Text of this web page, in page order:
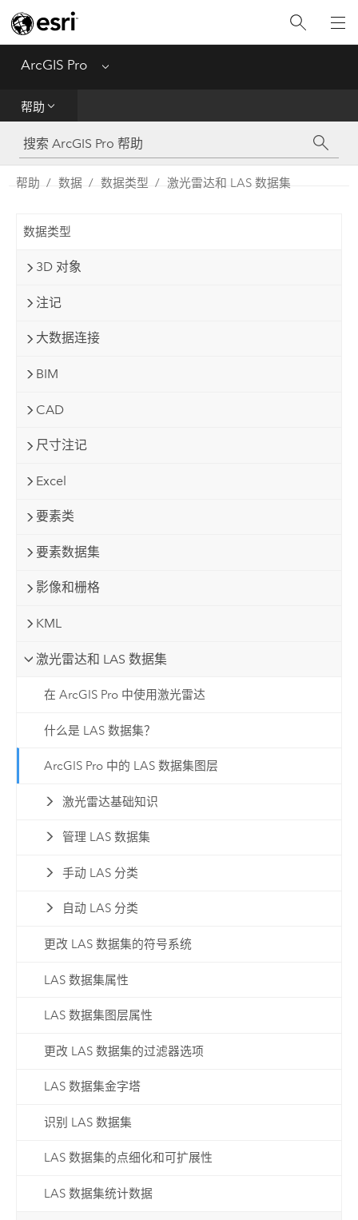
ArcGIS Pro Menu
帮助
工具参考
Python
帮助 数据 数据类型 激光雷达和 LAS 数据集
数据类型
3D 对象
注记
大数据连接
BIM
CAD
尺寸注记
Excel
要素类
要素数据集
影像和栅格
KML
激光雷达和 LAS 数据集
在 ArcGIS Pro 中使用激光雷达
什么是 LAS 数据集？
ArcGIS Pro 中的 LAS 数据集图层
激光雷达基础知识
管理 LAS 数据集
手动 LAS 分类
自动 LAS 分类
更改 LAS 数据集的符号系统
LAS 数据集属性
LAS 数据集图层属性
更改 LAS 数据集的过滤器选项
LAS 数据集金字塔
识别 LAS 数据集
LAS 数据集的点细化和可扩展性
LAS 数据集统计数据